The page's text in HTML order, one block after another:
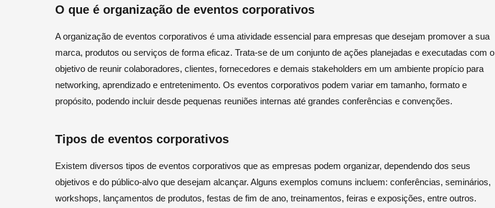
O que é organização de eventos corporativos
A organização de eventos corporativos é uma atividade essencial para empresas que desejam promover a sua
marca, produtos ou serviços de forma eficaz. Trata-se de um conjunto de ações planejadas e executadas com o
objetivo de reunir colaboradores, clientes, fornecedores e demais stakeholders em um ambiente propício para
networking, aprendizado e entretenimento. Os eventos corporativos podem variar em tamanho, formato e
propósito, podendo incluir desde pequenas reuniões internas até grandes conferências e convenções.
Tipos de eventos corporativos
Existem diversos tipos de eventos corporativos que as empresas podem organizar, dependendo dos seus
objetivos e do público-alvo que desejam alcançar. Alguns exemplos comuns incluem: conferências, seminários,
workshops, lançamentos de produtos, festas de fim de ano, treinamentos, feiras e exposições, entre outros.